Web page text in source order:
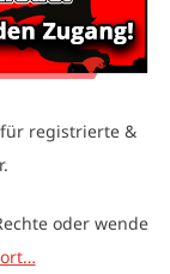
registrierte &
oder wende